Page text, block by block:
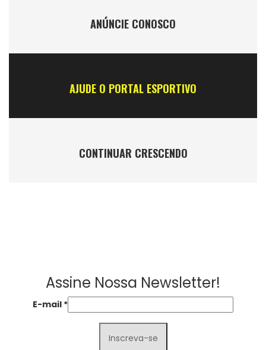
ANÚNCIE CONOSCO
AJUDE O PORTAL ESPORTIVO
CONTINUAR CRESCENDO
Assine Nossa Newsletter!
E-mail *